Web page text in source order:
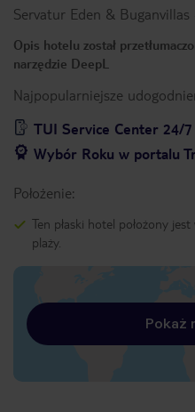
Servatur Eden & Buganvillas
Opis hotelu został
narzędzie DeepL
Najpopularniejsze
TUI Service Center 24/
Wybór Roku w portalu
Położenie:
Ten płaski hotel położony
plaży.
Pokaż